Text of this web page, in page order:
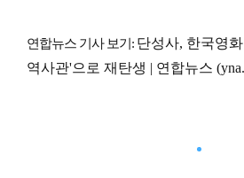
연합뉴스 기사 보기: 단성사, 한국영
역사관'으로 재탄생 | 연합뉴스